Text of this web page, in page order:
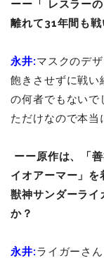
ーー「 レスラー
離れて31年間も
永井:マスクのデ
飽きさせずに戦い
の何者でもないで
ただけなので本当
ーー原作は、「
イオアーマー」
獣神サンダーライ
か？
永井:ライガーさ